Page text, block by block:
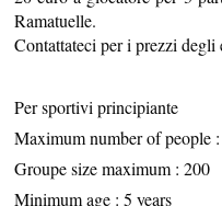
Ramatuelle.
Contattateci per i prezzi
Per sportivi principiante
Maximum number of people
Groupe size maximum : 200
Minimum age : 5 years